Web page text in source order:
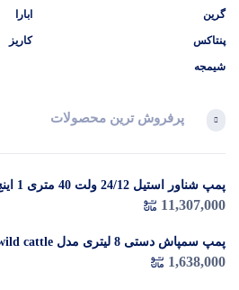
گرین
پنتاکس
شیمجه
ابارا
کاریز
پرفروش ترین محصولات
پمپ شناور استیل 24/12 ولت 40 متری 1 اینچ سولار
11,307,000
پمپ سمپاش دستی 8 لیتری مدل wild cattle
1,638,000